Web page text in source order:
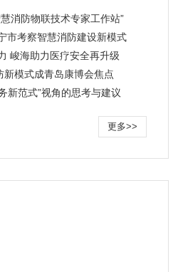
消防物联技术专家工作站”
市考察智慧消防建设新模式
峻海助力医疗安全再升级
新模式成青岛康博会焦点
新范式”视角的思考与建议
更多>>